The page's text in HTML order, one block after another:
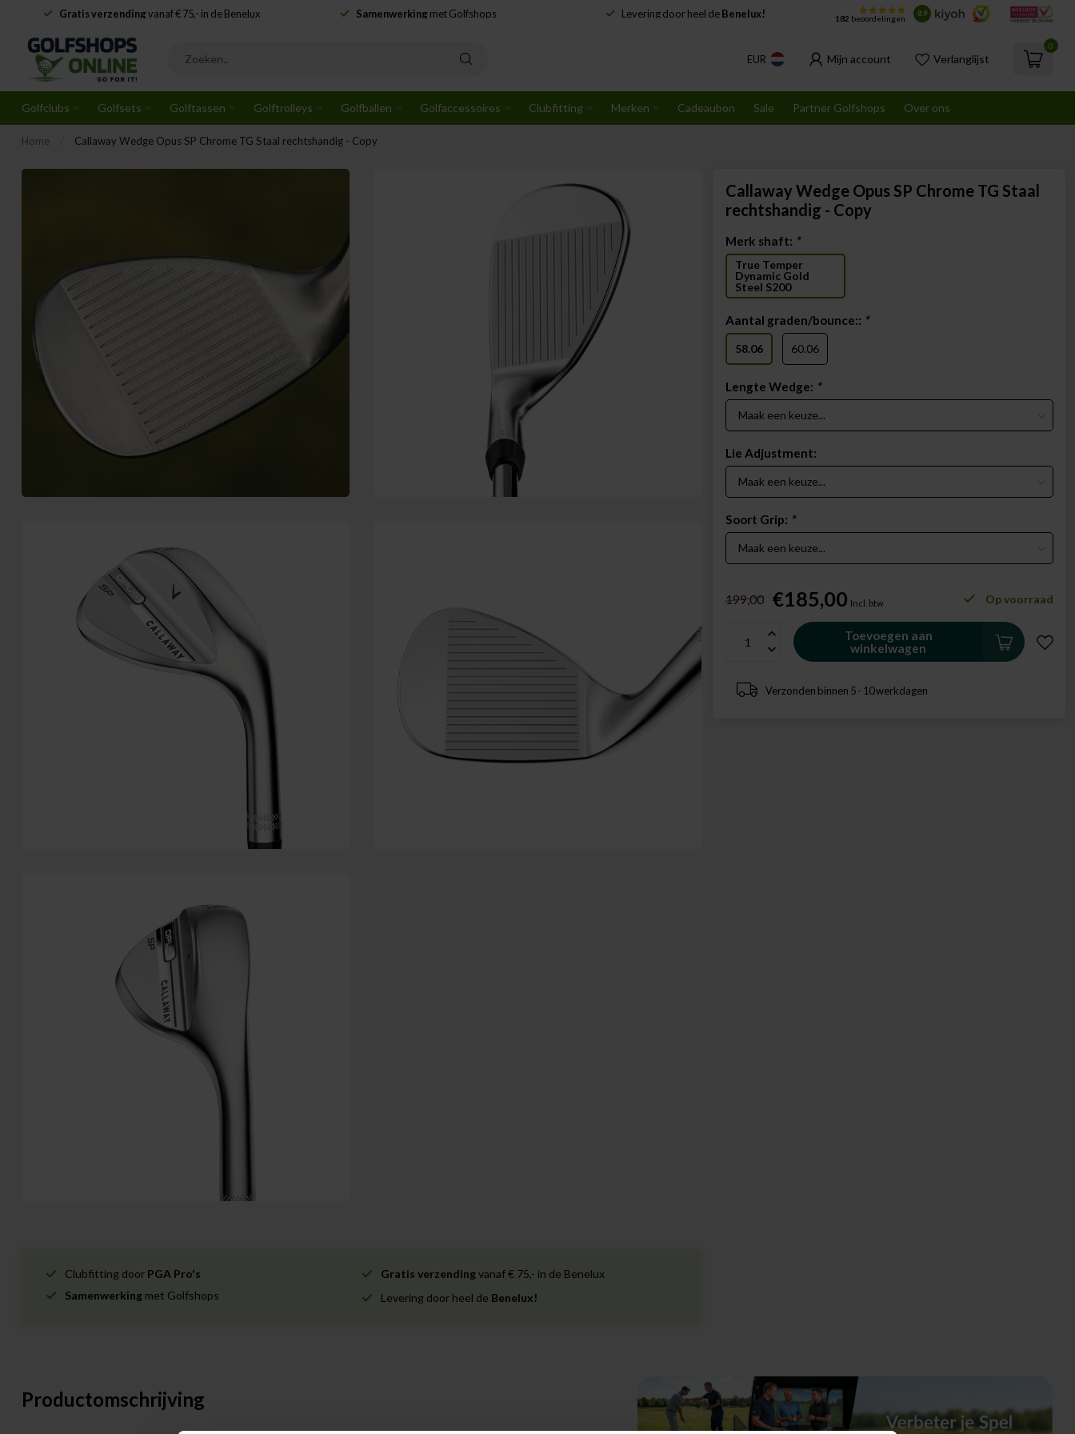
Gratis verzendingvanaf € 75,- in de Benelux Samenwerking met Golfshops Levering door heel deBenelux! 182 beoordelingen
8.9
EUR Mijn account Verlanglijst
0
Golfclubs Golfsets Golftassen Golftrolleys Golfballen Golfaccessoires Clubfitting Merken Cadeaubon Sale Partner Golfshops Over ons
Home Callaway Wedge Opus SP Chrome TG Staal rechtshandig - Copy
Clubfitting door PGA Pro's Gratis verzendingvanaf € 75,- in de Benelux
Samenwerking met Golfshops Levering door heel de Benelux!
Callaway Wedge Opus SP Chrome TG Staal
rechtshandig - Copy
Merk shaft: *
True Temper
Dynamic Gold
Steel S200
Aantal graden/bounce:: *
58.06 60.06
Lengte Wedge: *
Lie Adjustment:
Soort Grip: *
199,00 €185,00 Incl. btw Op voorraad
Toevoegen aan
winkelwagen
Verzonden binnen 5 - 10 werkdagen
Productomschrijving